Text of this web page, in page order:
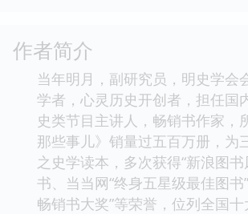
作者简介
当年明月，副研究员，明史学会
学者，心灵历史开创者，担任国
史类节目主讲人，畅销书作家，
那些事儿》销量过五百万册，为
之史学读本，多次获得“新浪图书
书、当当网“终身五星级最佳图书
畅销书大奖”等荣誉，位列全国十